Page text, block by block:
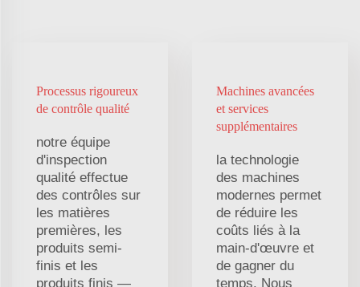
Processus rigoureux
de contrôle qualité
notre équipe
d'inspection
qualité effectue
des contrôles sur
les matières
premières, les
produits semi-
finis et les
produits finis —
Machines avancées
et services
supplémentaires
la technologie
des machines
modernes permet
de réduire les
coûts liés à la
main-d'œuvre et
de gagner du
temps. Nous